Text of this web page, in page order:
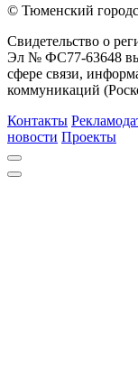
© Тюменский
Свидетельство о
Эл № ФС77-63648
сфере связи,
коммуникаций
Контакты
новости Проекты